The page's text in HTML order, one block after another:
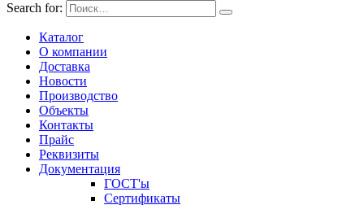
Search for:
Каталог
О компании
Доставка
Новости
Производство
Объекты
Контакты
Прайс
Реквизиты
Документация
ГОСТ'ы
Сертификаты